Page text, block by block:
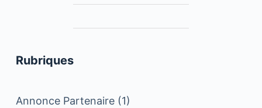
Rubriques
Annonce Partenaire(1)